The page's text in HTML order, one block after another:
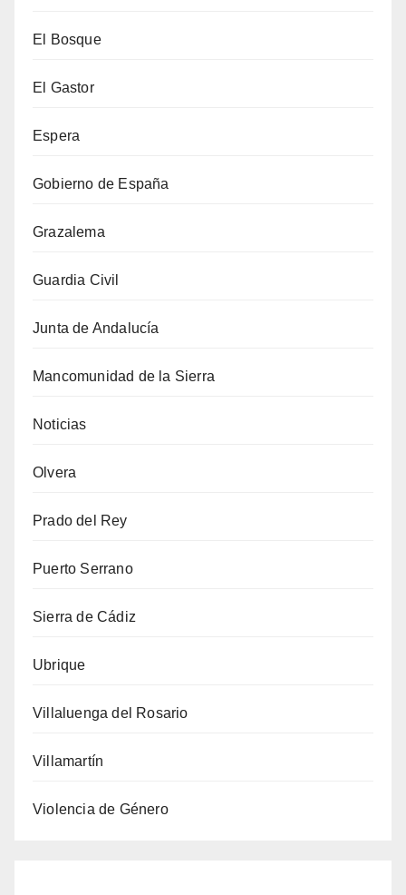
El Bosque
El Gastor
Espera
Gobierno de España
Grazalema
Guardia Civil
Junta de Andalucía
Mancomunidad de la Sierra
Noticias
Olvera
Prado del Rey
Puerto Serrano
Sierra de Cádiz
Ubrique
Villaluenga del Rosario
Villamartín
Violencia de Género